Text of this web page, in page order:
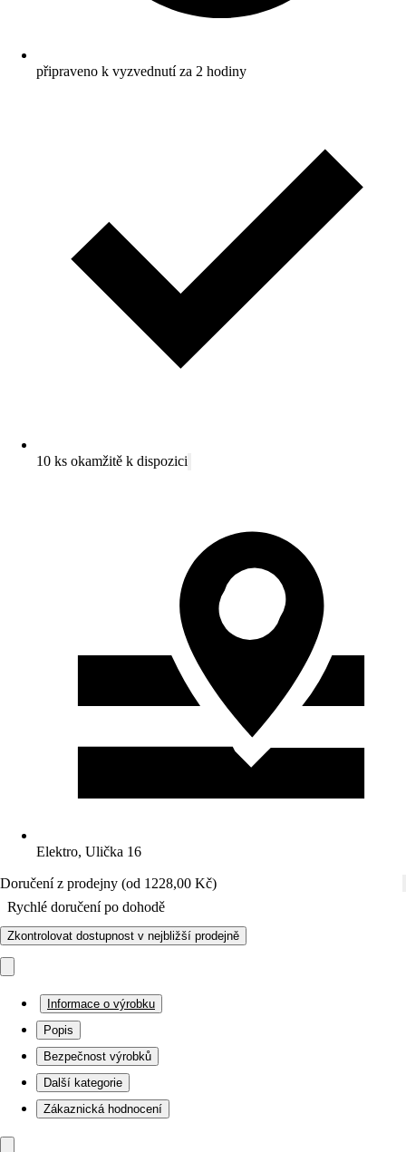
připraveno k vyzvednutí za 2 hodiny
10 ks okamžitě k dispozici
Elektro, Ulička 16
Doručení z prodejny (od 1228,00 Kč)
Rychlé doručení po dohodě
Zkontrolovat dostupnost v nejbližší prodejně
Informace o výrobku
Popis
Bezpečnost výrobků
Další kategorie
Zákaznická hodnocení